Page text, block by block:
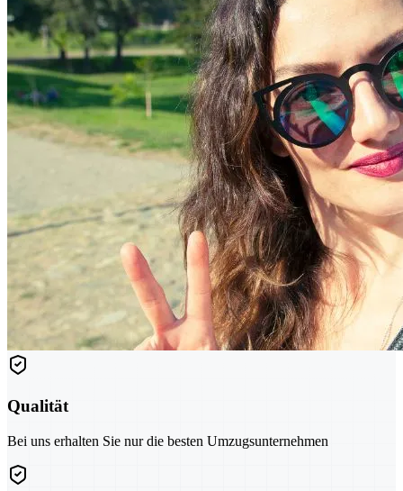
Qualität
Bei uns erhalten Sie nur die besten Umzugsunternehmen